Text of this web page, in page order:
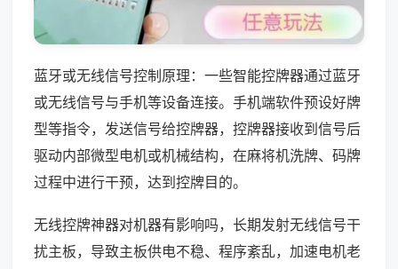
蓝牙或无线信号控制原理：一些智能控牌器通过蓝牙
或无线信号与手机等设备连接。手机端软件预设好牌
型等指令，发送信号给控牌器，控牌器接收到信号后
驱动内部微型电机或机械结构，在麻将机洗牌、码牌
过程中进行干预，达到控牌目的。
无线控牌神器对机器有影响吗，长期发射无线信号干
扰主板，导致主板供电不稳、程序紊乱，加速电机老